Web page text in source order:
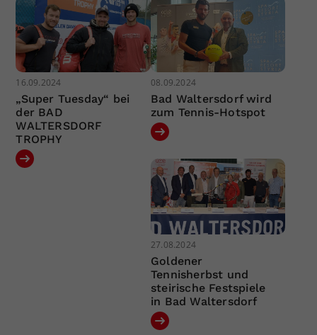
16.09.2024
„Super Tuesday“ bei
der BAD
WALTERSDORF
TROPHY
08.09.2024
Bad Waltersdorf wird
zum Tennis-Hotspot
27.08.2024
Goldener
Tennisherbst und
steirische Festspiele
in Bad Waltersdorf